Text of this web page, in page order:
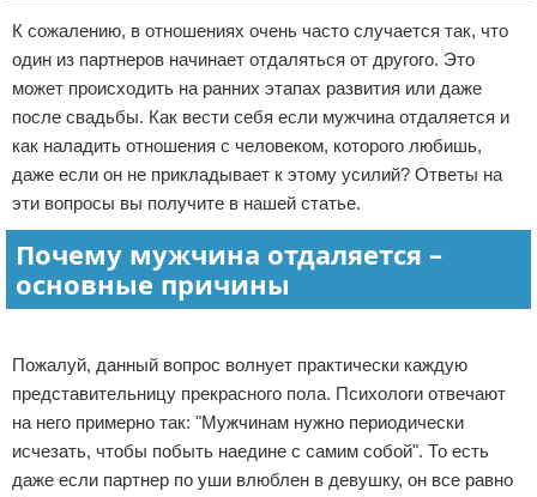
К сожалению, в отношениях очень часто случается так, что
один из партнеров начинает отдаляться от другого. Это
может происходить на ранних этапах развития или даже
после свадьбы. Как вести себя если мужчина отдаляется и
как наладить отношения с человеком, которого любишь,
даже если он не прикладывает к этому усилий? Ответы на
эти вопросы вы получите в нашей статье.
Почему мужчина отдаляется –
основные причины
Пожалуй, данный вопрос волнует практически каждую
представительницу прекрасного пола. Психологи отвечают
на него примерно так: "Мужчинам нужно периодически
исчезать, чтобы побыть наедине с самим собой". То есть
даже если партнер по уши влюблен в девушку, он все равно